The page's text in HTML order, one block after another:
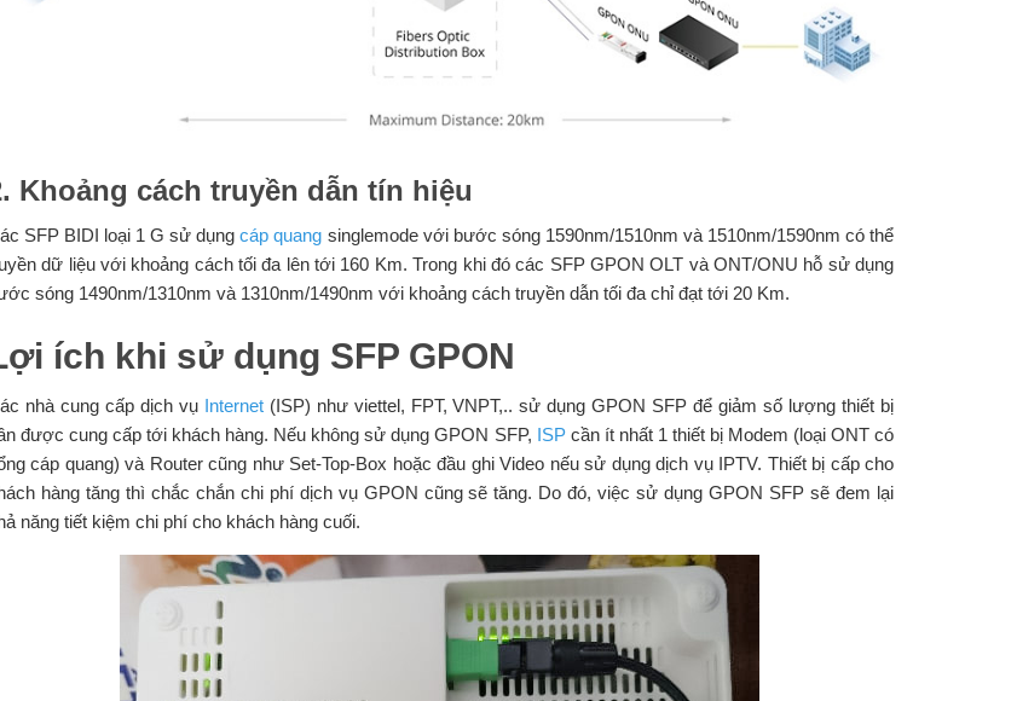
Khoảng cách truyền dẫn tín hiệu
SFP BIDI loại 1 G sử dụngcáp quang singlemode với bước sóng 1590nm/1510nm và 1510nm/1590nm có thể
dữ liệu với khoảng cách tối đa lên tới 160 Km. Trong khi đó các SFP GPON OLT và ONT/ONU hỗ sử dụng
sóng 1490nm/1310nm và 1310nm/1490nm với khoảng cách truyền dẫn tối đa chỉ đạt tới 20 Km.
ích khi sử dụng SFP GPON
nhà cung cấp dịch vụ Internet(ISP) như viettel, FPT, VNPT,.. sử dụng GPON SFP để giảm số lượng thiết bị
được cung cấp tới khách hàng. Nếu không sử dụng GPON SFP, ISPcần ít nhất 1 thiết bị Modem (loại ONT có
cáp quang) và Router cũng như Set-Top-Box hoặc đầu ghi Video nếu sử dụng dịch vụ IPTV. Thiết bị cấp cho
hàng tăng thì chắc chắn chi phí dịch vụ GPON cũng sẽ tăng. Do đó, việc sử dụng GPON SFP sẽ đem lại
năng tiết kiệm chi phí cho khách hàng cuối.